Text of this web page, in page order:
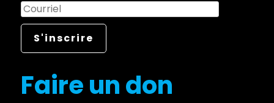
Faire un don